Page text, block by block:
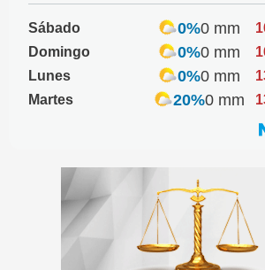
Sábado 0%0 mm
Domingo
0%0 mm
Lunes
0%0 mm
Martes
20%0 mm